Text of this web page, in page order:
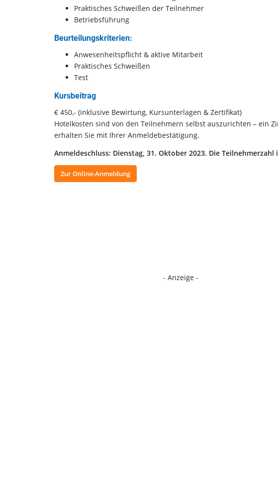
Praktisches Schweißen der Teilnehmer
Betriebsführung
​Beurteilungskriterien:
Anwesenheitspflicht & aktive Mitarbeit
Praktisches Schweißen
Test
​Kursbeitrag
€ 450,- (inklusive Bewirtung, Kursunterlagen & Zertifikat)
Hotelkosten sind von den Teilnehmern selbst auszurichten – ein
erhalten Sie mit Ihrer Anmeldebestätigung.
Anmeldeschluss: Dienstag, 31. Oktober 2023. Die Teilnehmerzahl
Zur Online-Anmeldung
- Anzeige -